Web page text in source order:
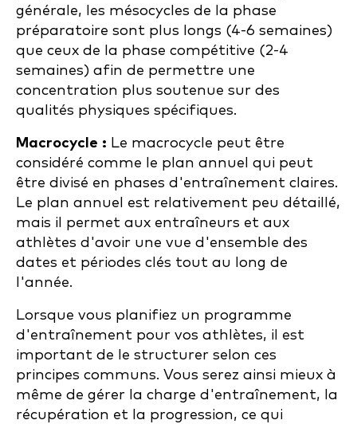
générale, les mésocycles de la phase
préparatoire sont plus longs (4-6 semaines)
que ceux de la phase compétitive (2-4
semaines) afin de permettre une
concentration plus soutenue sur des
qualités physiques spécifiques.
Macrocycle : Le macrocycle peut être
considéré comme le plan annuel qui peut
être divisé en phases d'entraînement claires.
Le plan annuel est relativement peu détaillé,
mais il permet aux entraîneurs et aux
athlètes d'avoir une vue d'ensemble des
dates et périodes clés tout au long de
l'année.
Lorsque vous planifiez un programme
d'entraînement pour vos athlètes, il est
important de le structurer selon ces
principes communs. Vous serez ainsi mieux à
même de gérer la charge d'entraînement, la
récupération et la progression, ce qui